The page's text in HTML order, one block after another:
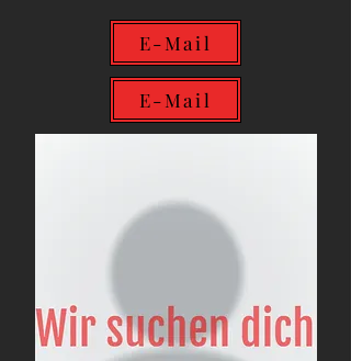
E-Mail
E-Mail